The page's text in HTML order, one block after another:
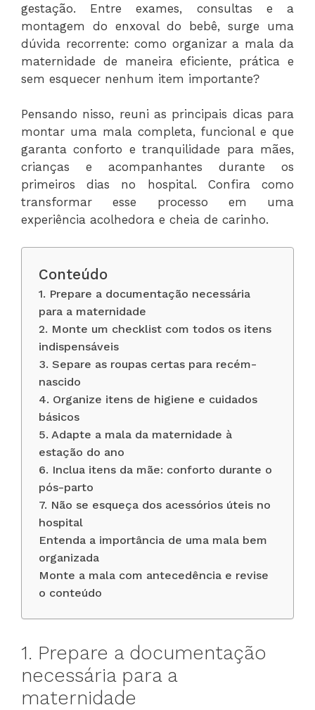
gestação. Entre exames, consultas e a
montagem do enxoval do bebê, surge uma
dúvida recorrente: como organizar a mala da
maternidade de maneira eficiente, prática e
sem esquecer nenhum item importante?
Pensando nisso, reuni as principais dicas para
montar uma mala completa, funcional e que
garanta conforto e tranquilidade para mães,
crianças e acompanhantes durante os
primeiros dias no hospital. Confira como
transformar esse processo em uma
experiência acolhedora e cheia de carinho.
Conteúdo
1. Prepare a documentação necessária
para a maternidade
2. Monte um checklist com todos os itens
indispensáveis
3. Separe as roupas certas para recém-
nascido
4. Organize itens de higiene e cuidados
básicos
5. Adapte a mala da maternidade à
estação do ano
6. Inclua itens da mãe: conforto durante o
pós-parto
7. Não se esqueça dos acessórios úteis no
hospital
Entenda a importância de uma mala bem
organizada
Monte a mala com antecedência e revise
o conteúdo
1. Prepare a documentação
necessária para a
maternidade